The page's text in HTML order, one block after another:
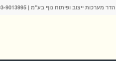
הדר מערכות ייצוב ופיתוח נוף בע"מ | 9013995